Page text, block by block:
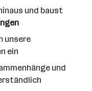
und baust
unsere
ein
und